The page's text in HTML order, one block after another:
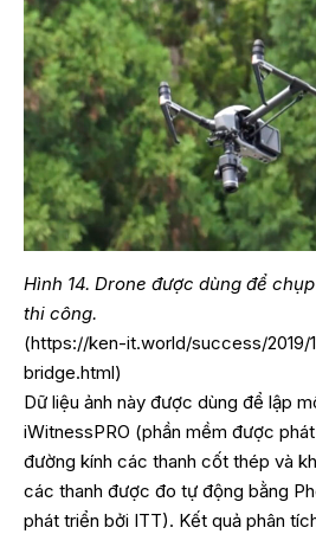
Hình 14. Drone được dùng để
thi công.
(https://ken-it.world/success/2019/
bridge.html)
Dữ liệu ảnh này được dùng để lập
iWitnessPRO (phần mềm được
đường kính các thanh cốt thép và
các thanh được đo tự động bằng
phát triển bởi ITT). Kết quả phân